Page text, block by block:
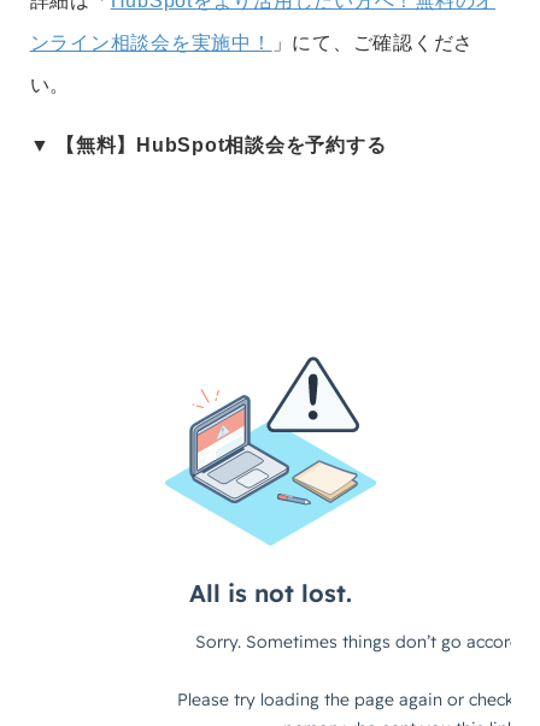
ンライン相談会を実施中！ 」にて、ご確認くださ
い。
▼ 【無料】HubSpot相談会を予約する